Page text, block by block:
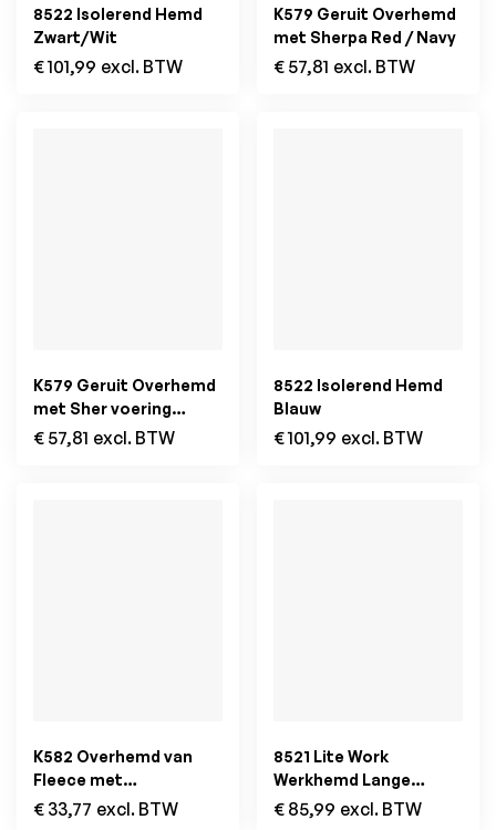
8522 Isolerend Hemd
Zwart/Wit
€101,99 excl. BTW
K579 Geruit Overhemd
met Sherpa Red / Navy
€ 57,81 excl. BTW
K579 Geruit Overhemd
met Sher voering
Storm Grey / Navy
€ 57,81 excl. BTW
8522 Isolerend Hemd
Blauw
€101,99 excl. BTW
K582 Overhemd van
Fleece met
Sherpavoering Dark
€ 33,77 excl. BTW
8521 Lite Work
Werkhemd Lange
Mouwen Khaki
€ 85,99 excl. BTW